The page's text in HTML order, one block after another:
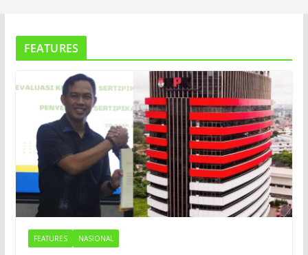
FEATURES
FEATURES NASIONAL